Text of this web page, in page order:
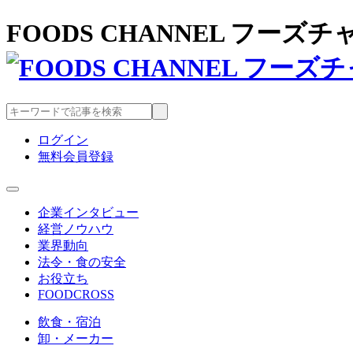
FOODS CHANNEL フーズチ
ログイン
無料会員登録
企業インタビュー
経営ノウハウ
業界動向
法令・食の安全
お役立ち
FOODCROSS
飲食・宿泊
卸・メーカー